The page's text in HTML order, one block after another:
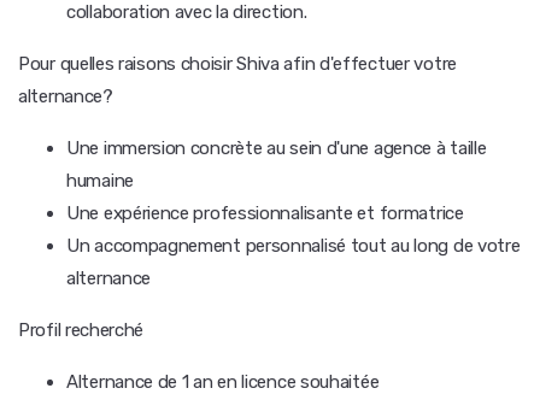
collaboration avec la direction.
Pour quelles raisons choisir Shiva afin d'effectuer votre
alternance?
Une immersion concrète au sein d'une agence à taille
humaine
Une expérience professionnalisante et formatrice
Un accompagnement personnalisé tout au long de votre
alternance
Profil recherché
Alternance de 1 an en licence souhaitée